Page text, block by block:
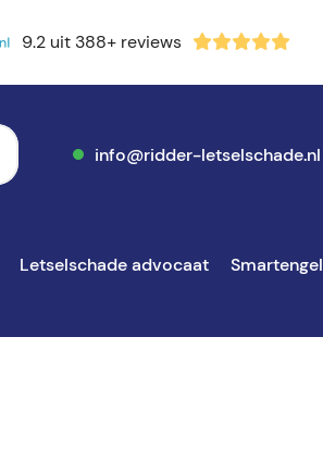
9.2 uit 388+ reviews
info@ridder-letselschade.nl
Letselschade advocaat